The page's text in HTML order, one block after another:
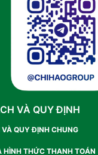
VÀ QUY ĐỊNH
QUY ĐỊNH CHUNG
HÌNH THỨC THANH TOÁN